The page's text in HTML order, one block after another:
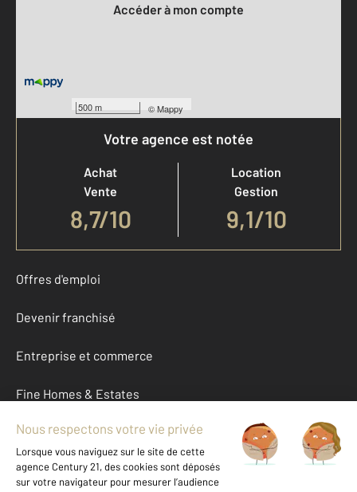
500 m ©Mappy
Accéder à mon compte
Votre agence est notée
Achat
Vente
8,7/10
Location
Gestion
9,1/10
Offres d'emploi
Devenir franchisé
Entreprise et commerce
Fine Homes & Estates
À propos
International